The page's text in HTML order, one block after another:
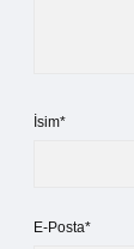
İsim*
E-Posta*